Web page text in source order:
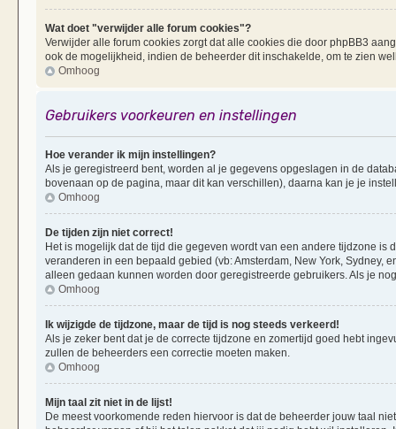
Wat doet "verwijder alle forum cookies"?
Verwijder alle forum cookies zorgt dat alle cookies die door phpBB3
ook de mogelijkheid, indien de beheerder dit inschakelde, om te zien
Omhoog
Gebruikers voorkeuren en instellingen
Hoe verander ik mijn instellingen?
Als je geregistreerd bent, worden al je gegevens opgeslagen in de
bovenaan op de pagina, maar dit kan verschillen), daarna kan je je
Omhoog
De tijden zijn niet correct!
Het is mogelijk dat de tijd die gegeven wordt van een andere tijdzone
veranderen in een bepaald gebied (vb: Amsterdam, New York, Sydney,
alleen gedaan kunnen worden door geregistreerde gebruikers. Als je
Omhoog
Ik wijzigde de tijdzone, maar de tijd is nog steeds verkeerd!
Als je zeker bent dat je de correcte tijdzone en zomertijd goed hebt
zullen de beheerders een correctie moeten maken.
Omhoog
Mijn taal zit niet in de lijst!
De meest voorkomende reden hiervoor is dat de beheerder jouw taal